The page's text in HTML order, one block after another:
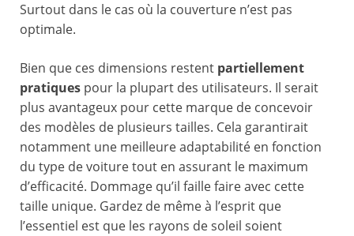
Surtout dans le cas où la couverture n’est pas
optimale.
Bien que ces dimensions restent partiellement
pratiques pour la plupart des utilisateurs. Il serait
plus avantageux pour cette marque de concevoir
des modèles de plusieurs tailles. Cela garantirait
notamment une meilleure adaptabilité en fonction
du type de voiture tout en assurant le maximum
d’efficacité. Dommage qu’il faille faire avec cette
taille unique. Gardez de même à l’esprit que
l’essentiel est que les rayons de soleil soient